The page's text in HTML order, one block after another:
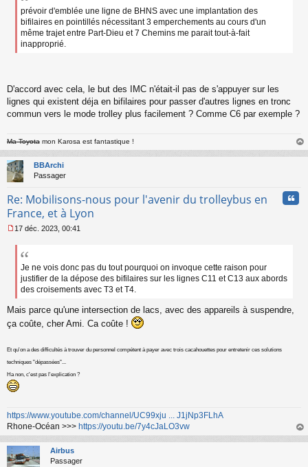
n
u
prévoir d'emblée une ligne de BHNS avec une implantation des
bifilaires en pointillés nécessitant 3 emperchements au cours d'un
même trajet entre Part-Dieu et 7 Chemins me parait tout-à-fait
inapproprié.
D'accord avec cela, le but des IMC n'était-il pas de s'appuyer sur les
lignes qui existent déja en bifilaires pour passer d'autres lignes en tronc
commun vers le mode trolley plus facilement ? Comme C6 par exemple ?
Ma Toyota mon Karosa est fantastique !
au
BBArchi
Passager
Re: Mobilisons-nous pour l'avenir du trolleybus en
France, et à Lyon
e
e
n
n
u
17 déc. 2023, 00:41
Je ne vois donc pas du tout pourquoi on invoque cette raison pour
justifier de la dépose des bifilaires sur les lignes C11 et C13 aux abords
des croisements avec T3 et T4.
Mais parce qu'une intersection de lacs, avec des appareils à suspendre,
ça coûte, cher Ami. Ca coûte !
Et qu'on a des difficultés à trouver du personnel compétent à payer avec trois cacahouettes pour entretenir ces solutions
techniques "dépassées"...
Ha non, c'est pas l'explication ?
https://www.youtube.com/channel/UC99xju ... J1jNp3FLhA
Rhone-Océan >>> https://youtu.be/7y4cJaLO3vw
au
Airbus
Passager